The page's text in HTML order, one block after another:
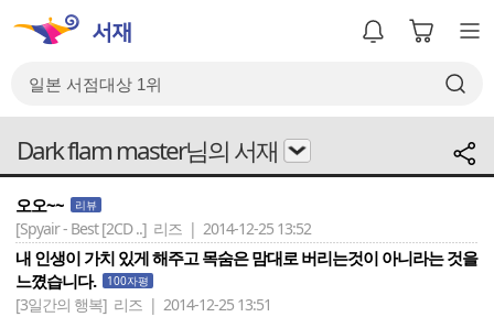
Dark flam master님의 서재
오오~~ 리뷰
[Spyair - Best [2CD ..] 리즈 | 2014-12-25 13:52
내 인생이 가치 있게 해주고 목숨은 맘대로 버리는것이 아니라는 것을
느꼈습니다.
100자평
[3일간의 행복] 리즈 | 2014-12-25 13:51